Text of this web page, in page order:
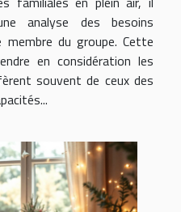
analyse des besoins
membre du groupe. Cette
en considération les
souvent de ceux des